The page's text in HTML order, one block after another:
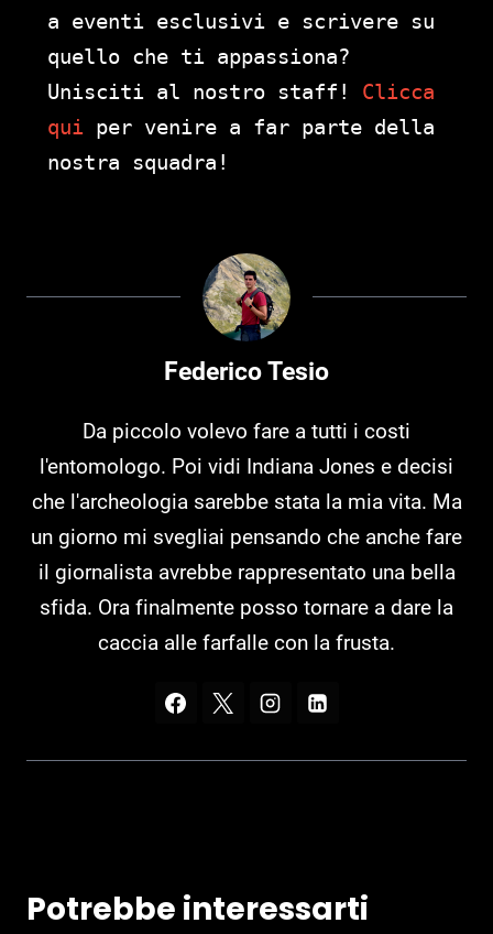
a eventi esclusivi e scrivere su
quello che ti appassiona?
Unisciti al nostro staff! Clicca
qui per venire a far parte della
nostra squadra!
Federico Tesio
Da piccolo volevo fare a tutti i costi
l'entomologo. Poi vidi Indiana Jones e decisi
che l'archeologia sarebbe stata la mia vita. Ma
un giorno mi svegliai pensando che anche fare
il giornalista avrebbe rappresentato una bella
sfida. Ora finalmente posso tornare a dare la
caccia alle farfalle con la frusta.
Potrebbe interessarti